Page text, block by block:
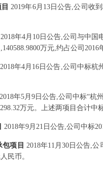
目2019年6月13日公告,公司收
2018年4月10日公告,公司与中
万元,约占公司
2018年4月16日公告,公司中标杭
2018年5月9日公告,公司中标“杭
万元。上述两项目合计中
2018年9月21日公告,公司中标
包项目 2018年11月30日公告,
民币。